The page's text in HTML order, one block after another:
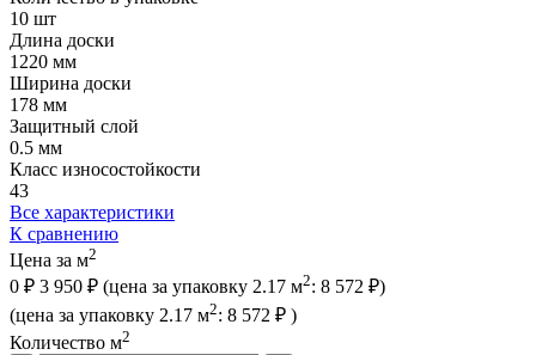
10 шт
Длина доски
1220 мм
Ширина доски
178 мм
Защитный слой
0.5 мм
Класс износостойкости
43
Все характеристики
К сравнению
Цена за м2
0 ₽ 3 950 ₽ (цена за упаковку 2.17 м2: 8 572 ₽)
(цена за упаковку 2.17 м2: 8 572 ₽ )
Количество м2